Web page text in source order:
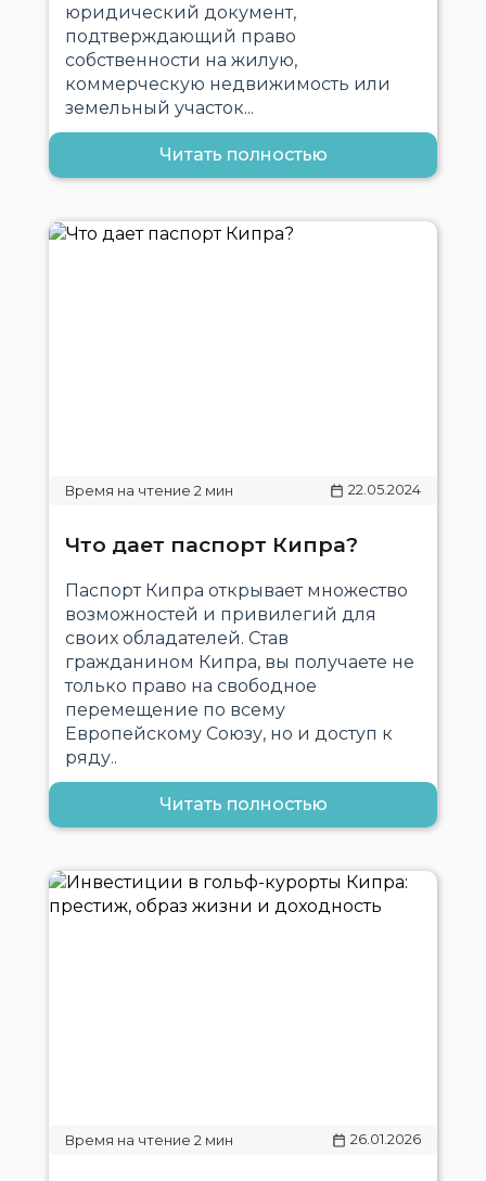
юридический документ,
подтверждающий право
собственности на жилую,
коммерческую недвижимость или
земельный участок...
Читать полностью
22.05.2024
Что дает паспорт Кипра?
Паспорт Кипра открывает множество
возможностей и привилегий для
своих обладателей. Став
гражданином Кипра, вы получаете не
только право на свободное
перемещение по всему
Европейскому Союзу, но и доступ к
ряду..
Читать полностью
26.01.2026